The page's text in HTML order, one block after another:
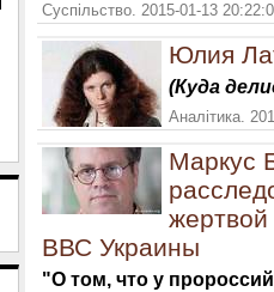
Суспільство. 2015-01-13
Юлия
(Куда
Аналітика.
Маркус
жертвой
ВВС Украины
"О том, что у